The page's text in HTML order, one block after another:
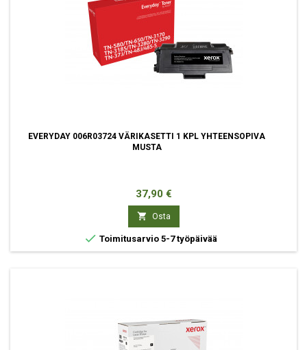
EVERYDAY 006R03724 VÄRIKASETTI 1 KPL YHTEENSOPIVA
MUSTA
Hinta
37,90 €
 Osta
 Toimitusarvio 5-7 työpäivää